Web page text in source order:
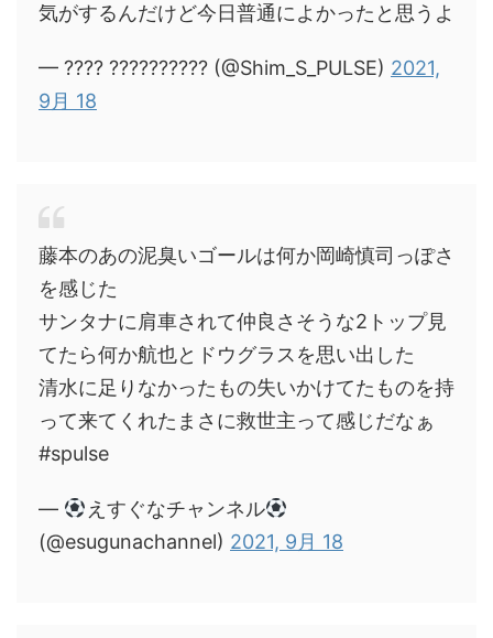
気がするんだけど今日普通によかったと思うよ
— ???? ?????????? (@Shim_S_PULSE) 2021,
9月 18
藤本のあの泥臭いゴールは何か岡崎慎司っぽさ
を感じた
サンタナに肩車されて仲良さそうな2トップ見
てたら何か航也とドウグラスを思い出した
清水に足りなかったもの失いかけてたものを持
って来てくれたまさに救世主って感じだなぁ
#spulse
—
えすぐなチャンネル
(@esugunachannel) 2021, 9月 18